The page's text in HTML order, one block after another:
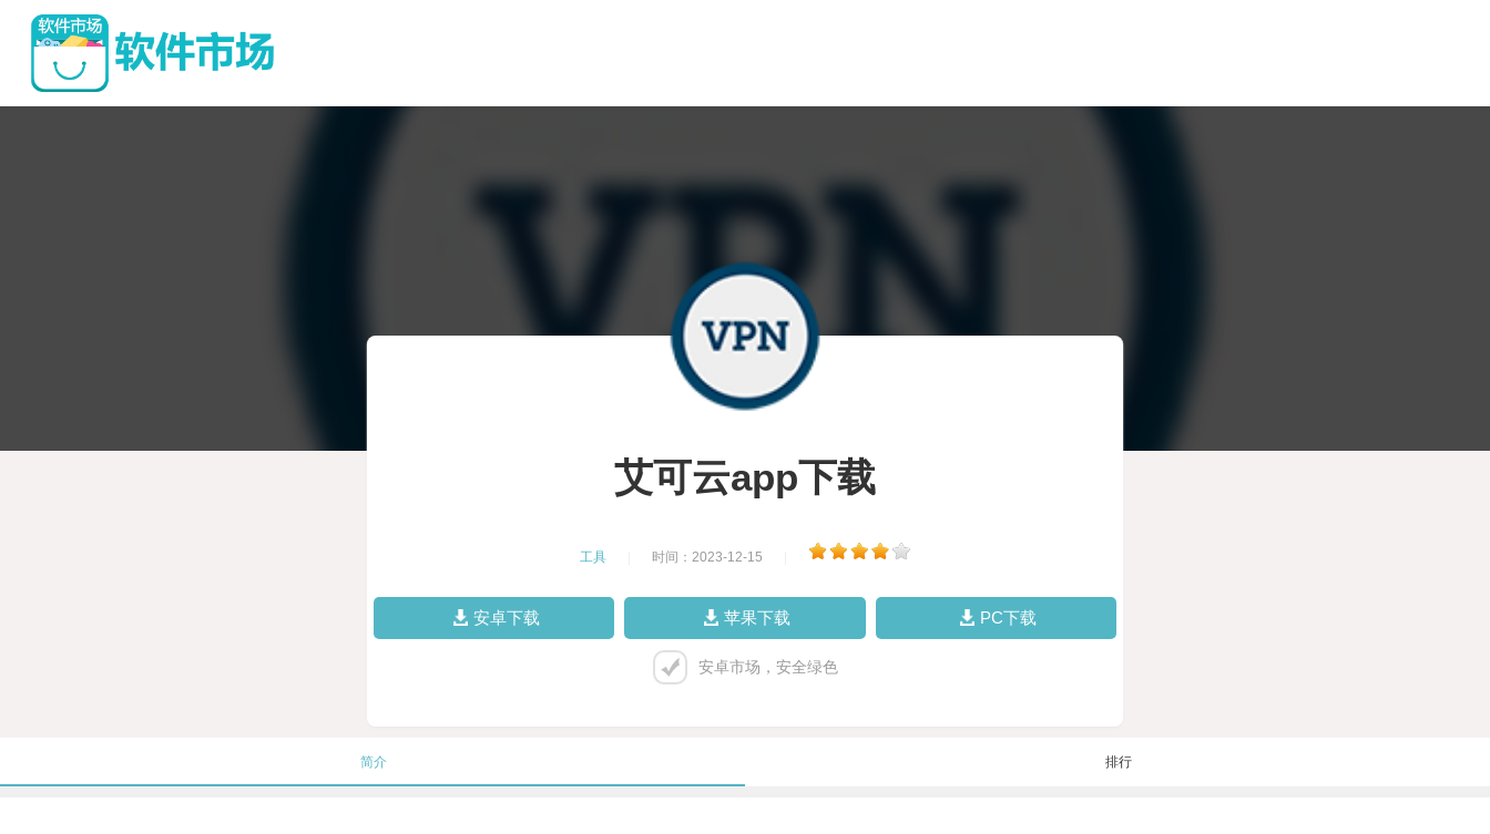
艾可云app下载
工具 时间：2023-12-15
安卓下载 苹果下载 PC下载
安卓市场，安全绿色
简介 排行